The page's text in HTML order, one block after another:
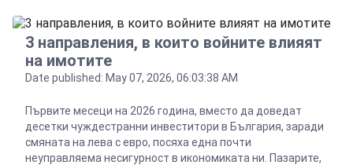
3 направления, в които войните влияят
на имотите
Date published: May 07, 2026, 06:03:38 AM
Първите месеци на 2026 година, вместо да доведат
десетки чуждестранни инвеститори в България, заради
смяната на лева с евро, посяха една почти
неуправляема несигурност в икономиката ни. Пазарите,